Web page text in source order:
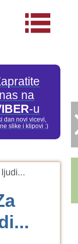
nas na
-u
dan novi vicevi,
slike i klipovi :)